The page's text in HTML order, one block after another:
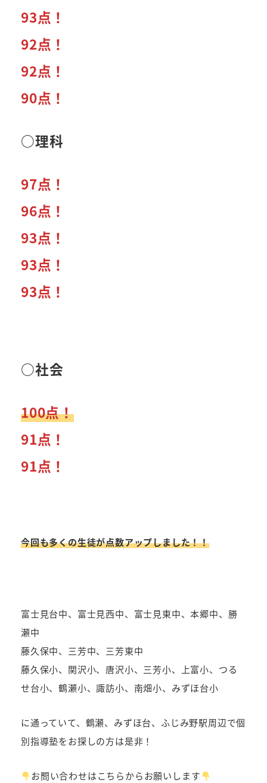
93点！
92点！
92点！
90点！
○理科
97点！
96点！
93点！
93点！
93点！
○社会
100点！
91点！
91点！
今回も多くの生徒が点数アップしました！！
富士見台中、富士見西中、富士見東中、本郷中、勝
瀬中
藤久保中、三芳中、三芳東中
藤久保小、関沢小、唐沢小、三芳小、上富小、つる
せ台小、鶴瀬小、諏訪小、南畑小、みずほ台小
に通っていて、鶴瀬、みずほ台、ふじみ野駅周辺で個
別指導塾をお探しの方は是非！
お問い合わせはこちらからお願いします